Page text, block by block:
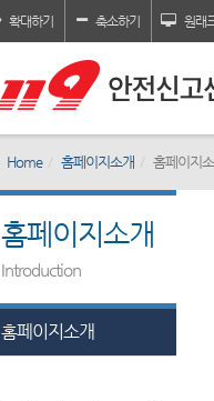
확대하기 축소하기 원래
Home 홈페이지소개 홈페이지
홈페이지소개
Introduction
홈페이지소개